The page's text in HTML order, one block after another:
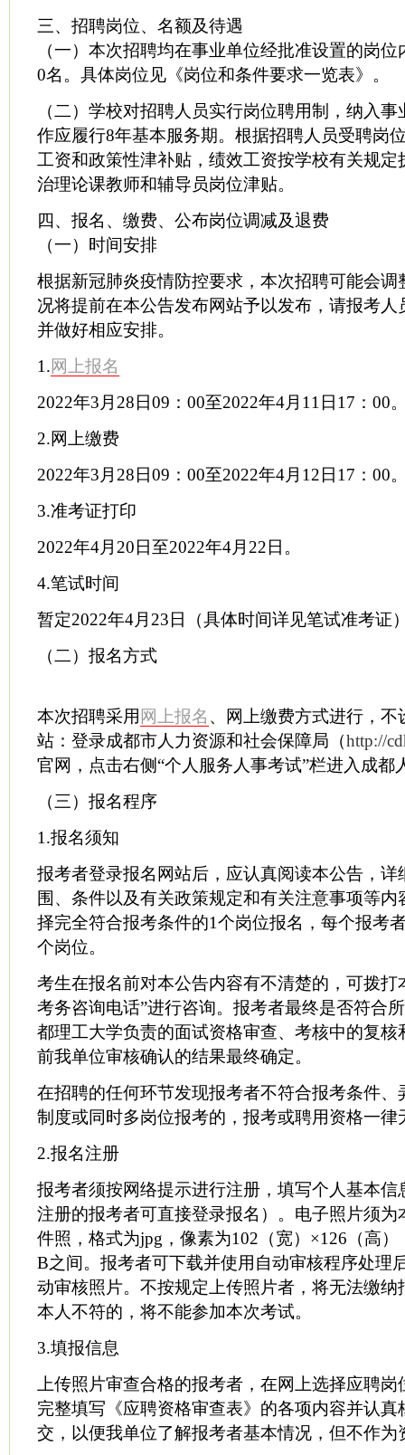
三、招聘岗位、名额及待遇
（一）本次招聘均在事业单位经批准设置的岗
0名。具体岗位见《岗位和条件要求一览表》。
（二）学校对招聘人员实行岗位聘用制，纳入
作应履行8年基本服务期。根据招聘人员受聘岗
工资和政策性津补贴，绩效工资按学校有关规定
治理论课教师和辅导员岗位津贴。
四、报名、缴费、公布岗位调减及退费
（一）时间安排
根据新冠肺炎疫情防控要求，本次招聘可能会调
况将提前在本公告发布网站予以发布，请报考人
并做好相应安排。
1.网上报名
2022年3月28日09：00至2022年4月11日17：00
2.网上缴费
2022年3月28日09：00至2022年4月12日17：00
3.准考证打印
2022年4月20日至2022年4月22日。
4.笔试时间
暂定2022年4月23日（具体时间详见笔试准考证
（二）报名方式
本次招聘采用 网上报名 、网上缴费方式进行，
站：登录成都市人力资源和社会保障局（http://
官网，点击右侧“个人服务人事考试”栏进入成都
（三）报名程序
1.报名须知
报考者登录报名网站后，应认真阅读本公告，详
围、条件以及有关政策规定和有关注意事项等
择完全符合报考条件的1个岗位报名，每个报考
个岗位。
考生在报名前对本公告内容有不清楚的，可拨打
考务咨询电话”进行咨询。报考者最终是否符合
都理工大学负责的面试资格审查、考核中的复核
前我单位审核确认的结果最终确定。
在招聘的任何环节发现报考者不符合报考条件、
制度或同时多岗位报考的，报考或聘用资格一律
2.报名注册
报考者须按网络提示进行注册，填写个人基本信
注册的报考者可直接登录报名）。电子照片须为
件照，格式为jpg，像素为102（宽）×126（高
B之间。报考者可下载并使用自动审核程序处理
动审核照片。不按规定上传照片者，将无法缴纳
本人不符的，将不能参加本次考试。
3.填报信息
上传照片审查合格的报考者，在网上选择应聘
完整填写《应聘资格审查表》的各项内容并认真
交，以便我单位了解报考者基本情况，但不作为